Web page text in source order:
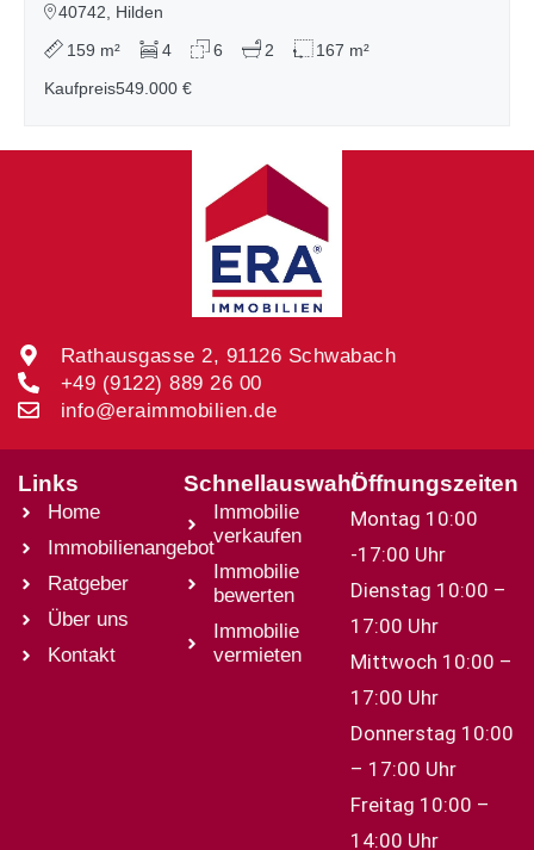
40742, Hilden
159 m² 4 6 2
167 m²
Kaufpreis549.000 €
Rathausgasse 2, 91126 Schwabach
+49 (9122) 889 26 00
info@eraimmobilien.de
Links
Home
Immobilienangebot
Ratgeber
Über uns
Kontakt
Schnellauswahl
Immobilie
verkaufen
Immobilie
bewerten
Immobilie
vermieten
Öffnungszeiten
Montag 10:00
-17:00 Uhr
Dienstag 10:00 –
17:00 Uhr
Mittwoch 10:00 –
17:00 Uhr
Donnerstag 10:00
– 17:00 Uhr
Freitag 10:00 –
14:00 Uhr